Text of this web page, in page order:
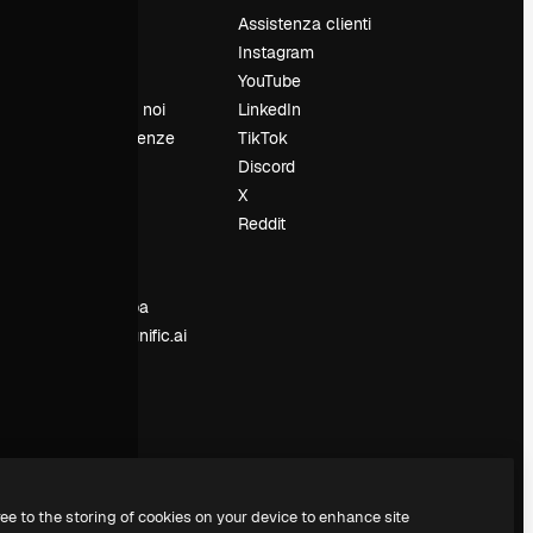
Lavora con noi
Cerca tendenze
Sala stampa
Cerchi magnific.ai
Assistenza clienti
Instagram
YouTube
LinkedIn
TikTok
Discord
X
Reddit
to the storing of cookies on your device to enhance site